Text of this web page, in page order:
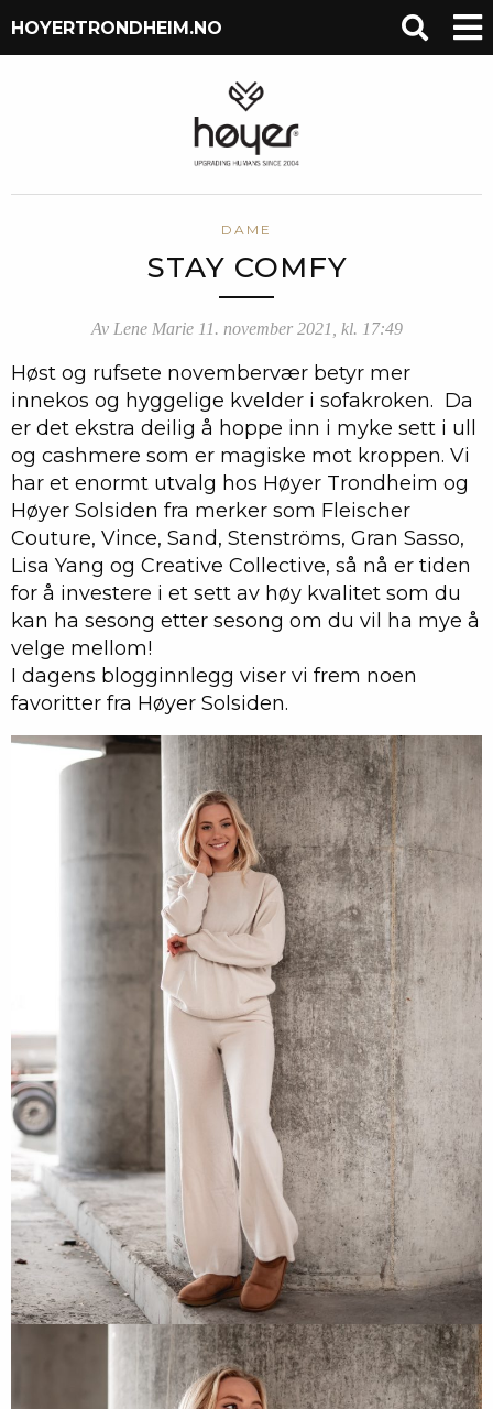
HOYERTRONDHEIM.NO
DAME
STAY COMFY
Av Lene Marie 11. november 2021, kl. 17:49
Høst og rufsete novembervær betyr mer
innekos og hyggelige kvelder i sofakroken. Da
er det ekstra deilig å hoppe inn i myke sett i ull
og cashmere som er magiske mot kroppen. Vi
har et enormt utvalg hos Høyer Trondheim og
Høyer Solsiden fra merker som Fleischer
Couture, Vince, Sand, Stenströms, Gran Sasso,
Lisa Yang og Creative Collective, så nå er tiden
for å investere i et sett av høy kvalitet som du
kan ha sesong etter sesong om du vil ha mye å
velge mellom!
I dagens blogginnlegg viser vi frem noen
favoritter fra Høyer Solsiden.